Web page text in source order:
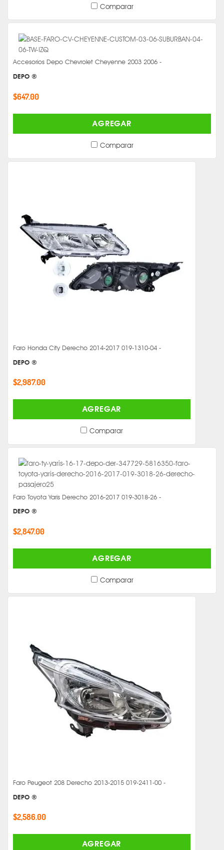
Comparar
Accesorios Depo Chevrolet Cheyenne 2003 2006 -
DEPO ®
$647.00
AGREGAR
Comparar
Faro Honda City Derecho 2014-2017 019-1310-04 -
DEPO ®
$2,987.00
AGREGAR
Comparar
Faro Toyota Yaris Derecho 2016-2017 019-3018-26 -
DEPO ®
$2,847.00
AGREGAR
Comparar
Faro Peugeot 208 Derecho 2013-2015 019-2411-00 -
DEPO ®
$2,586.00
AGREGAR